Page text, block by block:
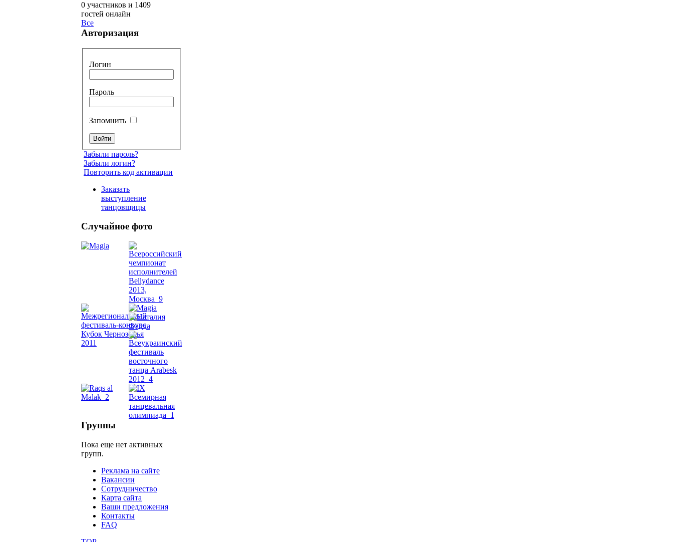
0 участников и 1409
гостей онлайн
Все
Авторизация
Логин
Пароль
Запомнить
Забыли пароль?
Забыли логин?
Повторить код активации
Заказать
выступление
танцовщицы
Случайное фото
Танец
живота
уроки
видео
Группы
Пока еще нет активных
групп.
Реклама на сайте
Вакансии
Сотрудничество
Карта сайта
Ваши предложения
Контакты
FAQ